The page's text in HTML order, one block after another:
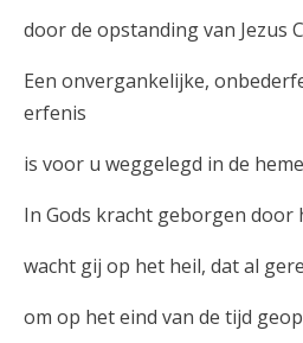
door de opstanding van Jezus
Een onvergankelijke,
erfenis
is voor u weggelegd in de
In Gods kracht geborgen door
wacht gij op het heil, dat al
om op het eind van de tijd